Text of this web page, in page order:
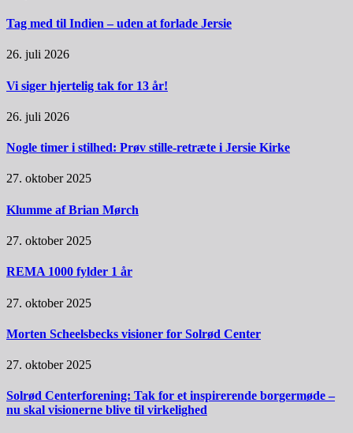
Tag med til Indien – uden at forlade Jersie
26. juli 2026
Vi siger hjertelig tak for 13 år!
26. juli 2026
Nogle timer i stilhed: Prøv stille-retræte i Jersie Kirke
27. oktober 2025
Klumme af Brian Mørch
27. oktober 2025
REMA 1000 fylder 1 år
27. oktober 2025
Morten Scheelsbecks visioner for Solrød Center
27. oktober 2025
Solrød Centerforening: Tak for et inspirerende borgermøde –
nu skal visionerne blive til virkelighed